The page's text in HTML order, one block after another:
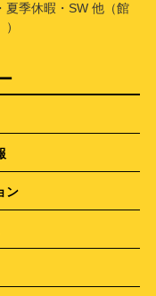
夏季休暇・SW 他（館
ン